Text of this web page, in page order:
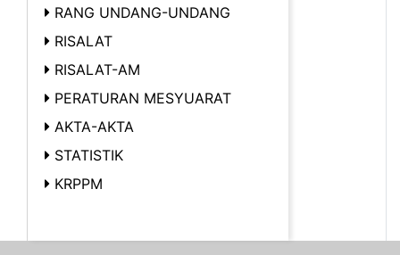
RANG UNDANG-UNDANG
RISALAT
RISALAT-AM
PERATURAN MESYUARAT
AKTA-AKTA
STATISTIK
KRPPM